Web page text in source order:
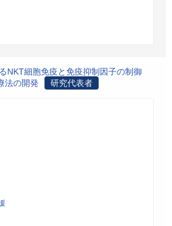
NKT細胞免疫と免疫抑制因子の制御
法の開発
研究代表者